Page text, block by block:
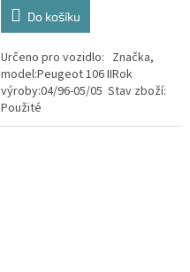
Do košíku
Určeno pro vozidlo: Značka,
model:Peugeot 106 IIRok
výroby:04/96-05/05 Stav zboží:
Použité